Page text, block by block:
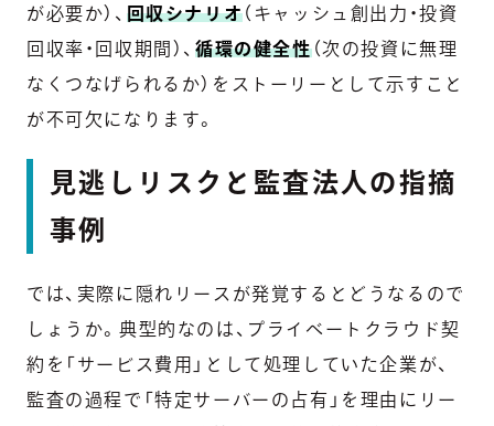
が必要か）、 回収シナリオ（キャッシュ創出力・投資
回収率・回収期間）、 循環の健全性（次の投資に無理
なくつなげられるか）をストーリーとして示すこと
が不可欠になります。
見逃しリスクと監査法人の指摘
事例
では、実際に隠れリースが発覚するとどうなるので
しょうか。典型的なのは、プライベートクラウド契
約を「サービス費用」として処理していた企業が、
監査の過程で「特定サーバーの占有」を理由にリー